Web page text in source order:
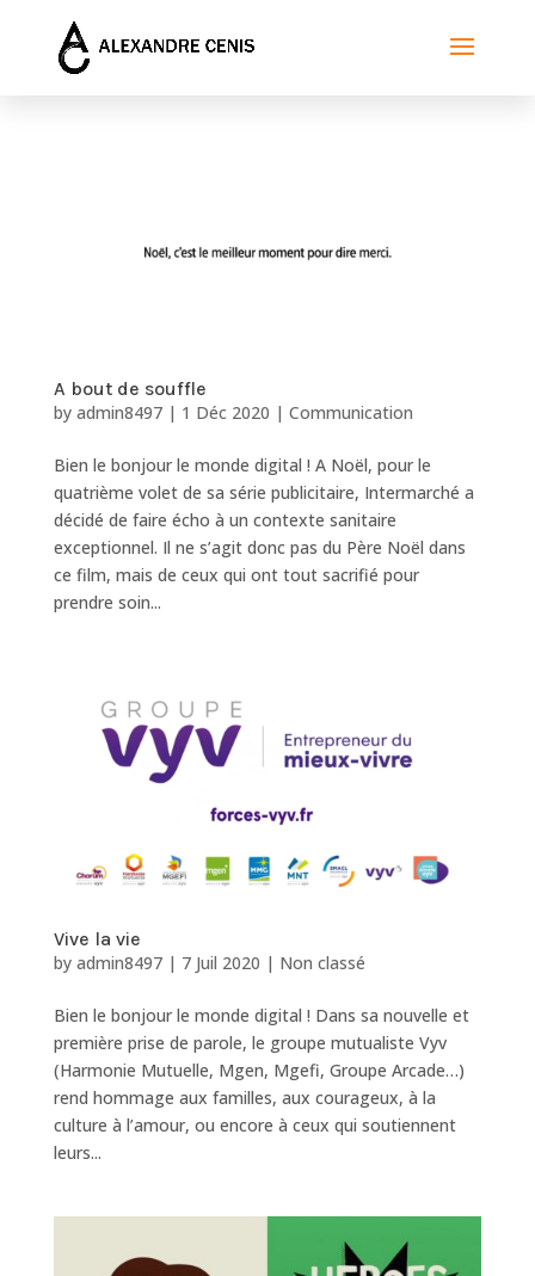
A bout de souffle
by admin8497| 1 Déc 2020 | Communication
Bien le bonjour le monde digital ! A Noël, pour le
quatrième volet de sa série publicitaire, Intermarché a
décidé de faire écho à un contexte sanitaire
exceptionnel. Il ne s’agit donc pas du Père Noël dans
ce film, mais de ceux qui ont tout sacrifié pour
prendre soin...
Vive la vie
by admin8497| 7 Juil 2020 | Non classé
Bien le bonjour le monde digital ! Dans sa nouvelle et
première prise de parole, le groupe mutualiste Vyv
(Harmonie Mutuelle, Mgen, Mgefi, Groupe Arcade…)
rend hommage aux familles, aux courageux, à la
culture à l’amour, ou encore à ceux qui soutiennent
leurs...